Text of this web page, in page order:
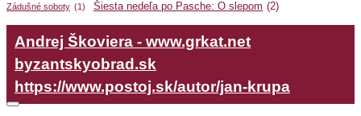
Zádušné soboty (1) Šiesta nedeľa po Pasche: O slepom (2)
Andrej Škoviera - www.grkat.net
byzantskyobrad.sk
https://www.postoj.sk/autor/jan-krupa